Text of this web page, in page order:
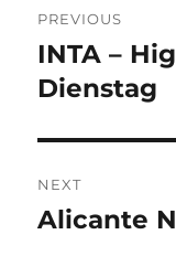
PREVIOUS
Previous
post:
INTA –
Dienstag
NEXT
Next
Alicante